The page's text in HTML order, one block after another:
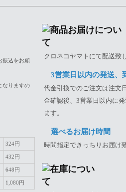
振込をお願
なりますの
324円
432円
648円
1,080円
クロネコヤマトにて配送致
3営業日以内の発送、
代金引換でのご注文は注文
金確認後、3営業日以内に
ます。
選べるお届け時間
時間指定できっちりお届け